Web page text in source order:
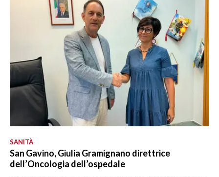
SANITÀ
San Gavino, Giulia Gramignano direttrice
dell’Oncologia dell’ospedale